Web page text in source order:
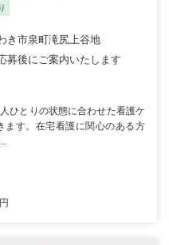
き市泉町滝尻上谷地
募後にご案内いたします
ひとりの状態に合わせた看護ケ
ます。在宅看護に関心のある方